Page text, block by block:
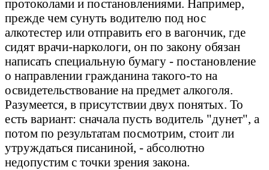
протоколами и постановлениями. Например,
прежде чем сунуть водителю под нос
алкотестер или отправить его в вагончик, где
сидят врачи-наркологи, он по закону обязан
написать специальную бумагу - постановление
о направлении гражданина такого-то на
освидетельствование на предмет алкоголя.
Разумеется, в присутствии двух понятых. То
есть вариант: сначала пусть водитель "дунет", а
потом по результатам посмотрим, стоит ли
утруждаться писаниной, - абсолютно
недопустим с точки зрения закона.